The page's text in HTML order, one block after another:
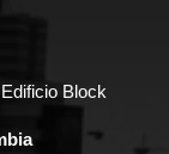
Block